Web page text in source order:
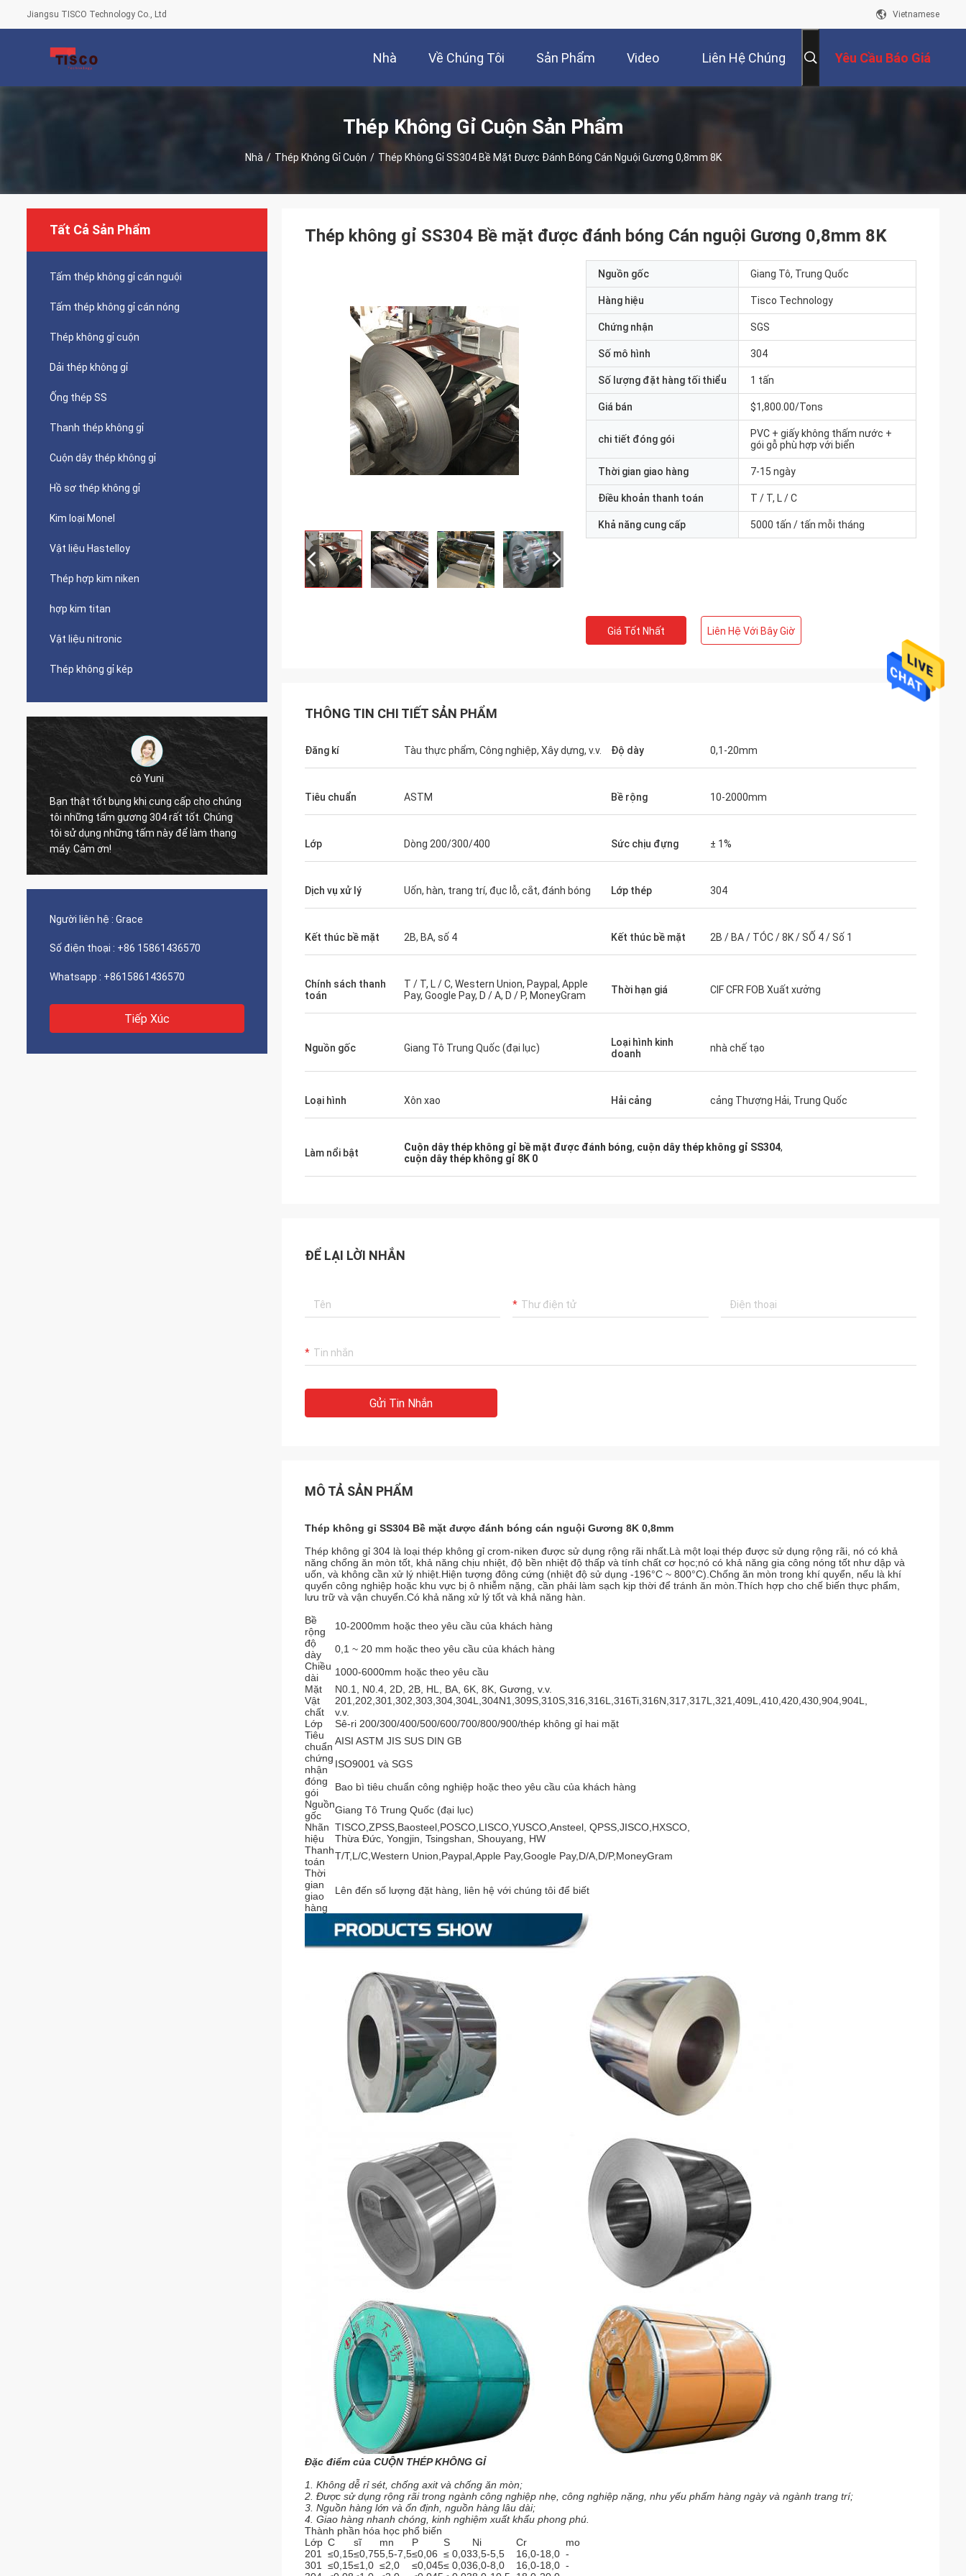
Jiangsu TISCO Technology Co., Ltd Vietnamese
Nhà Về Chúng Tôi Sản Phẩm Video Liên Hệ Chúng Yêu Cầu Báo Giá
Thép Không Gỉ Cuộn Sản Phẩm
Nhà / Thép Không Gỉ Cuộn / Thép Không Gỉ SS304 Bề Mặt Được Đánh Bóng Cán Nguội Gương 0,8mm 8K
Tất Cả Sản Phẩm
Tấm thép không gỉ cán nguội
Tấm thép không gỉ cán nóng
Thép không gỉ cuộn
Dải thép không gỉ
Ống thép SS
Thanh thép không gỉ
Cuộn dây thép không gỉ
Hồ sơ thép không gỉ
Kim loại Monel
Vật liệu Hastelloy
Thép hợp kim niken
hợp kim titan
Vật liệu nitronic
Thép không gỉ kép
cô Yuni
Bạn thật tốt bụng khi cung cấp cho chúng
tôi những tấm gương 304 rất tốt. Chúng
tôi sử dụng những tấm này để làm thang
máy. Cảm ơn!
Diego Nemer
The quality of the pipes is very good, very
Người liên hệ : Grace
Số điện thoại : +86 15861436570
Whatsapp : +8615861436570
Tiếp Xúc
Thép không gỉ SS304 Bề mặt được đánh bóng Cán nguội Gương 0,8mm 8K
Nguồn gốc Giang Tô, Trung Quốc
Hàng hiệu Tisco Technology
Chứng nhận SGS
Số mô hình 304
Số lượng đặt hàng tối thiểu 1 tấn
Giá bán $1,800.00/Tons
chi tiết đóng gói
PVC + giấy không thấm nước +
gói gỗ phù hợp với biển
Thời gian giao hàng 7-15 ngày
Điều khoản thanh toán T / T, L / C
Khả năng cung cấp 5000 tấn / tấn mỗi tháng
Giá Tốt Nhất Liên Hệ Với Bây Giờ
THÔNG TIN CHI TIẾT SẢN PHẨM
Đăng kí Tàu thực phẩm, Công nghiệp, Xây dựng, v.v. Độ dày 0,1-20mm
Tiêu chuẩn ASTM Bề rộng 10-2000mm
Lớp Dòng 200/300/400 Sức chịu đựng ± 1%
Dịch vụ xử lý Uốn, hàn, trang trí, đục lỗ, cắt, đánh bóng Lớp thép 304
Kết thúc bề mặt 2B, BA, số 4 Kết thúc bề mặt 2B / BA / TÓC / 8K / SỐ 4 / Số 1
Chính sách thanh
toán
T / T, L / C, Western Union, Paypal, Apple
Pay, Google Pay, D / A, D / P, MoneyGram
Thời hạn giá CIF CFR FOB Xuất xưởng
Nguồn gốc Giang Tô Trung Quốc (đại lục)
Loại hình kinh
doanh
nhà chế tạo
Loại hình Xôn xao Hải cảng cảng Thượng Hải, Trung Quốc
Làm nổi bật Cuộn dây thép không gỉ bề mặt được đánh bóng, cuộn dây thép không gỉ SS304,
cuộn dây thép không gỉ 8K 0
ĐỂ LẠI LỜI NHẮN
Gửi Tin Nhắn
MÔ TẢ SẢN PHẨM
Thép không gỉ SS304 Bề mặt được đánh bóng cán nguội Gương 8K 0,8mm
Thép không gỉ 304 là loại thép không gỉ crom-niken được sử dụng rộng rãi nhất.Là một loại thép được sử dụng rộng rãi, nó có khả
năng chống ăn mòn tốt, khả năng chịu nhiệt, độ bền nhiệt độ thấp và tính chất cơ học;nó có khả năng gia công nóng tốt như dập và
uốn, và không cần xử lý nhiệt.Hiện tượng đông cứng (nhiệt độ sử dụng -196°C ~ 800°C).Chống ăn mòn trong khí quyển, nếu là khí
quyển công nghiệp hoặc khu vực bị ô nhiễm nặng, cần phải làm sạch kịp thời để tránh ăn mòn.Thích hợp cho chế biến thực phẩm,
lưu trữ và vận chuyển.Có khả năng xử lý tốt và khả năng hàn.
Bề
rộng
10-2000mm hoặc theo yêu cầu của khách hàng
độ
dày
0,1 ~ 20 mm hoặc theo yêu cầu của khách hàng
Chiều
dài
1000-6000mm hoặc theo yêu cầu
Mặt
N0.1, N0.4, 2D, 2B, HL, BA, 6K, 8K, Gương, v.v.
Vật
chất
201,202,301,302,303,304,304L,304N1,309S,310S,316,316L,316Ti,316N,317,317L,321,409L,410,420,430,904,904L,
v.v.
Lớp
Sê-ri 200/300/400/500/600/700/800/900/thép không gỉ hai mặt
Tiêu
chuẩn AISI ASTM JIS SUS DIN GB
chứng
nhận
ISO9001 và SGS
đóng
gói
Bao bì tiêu chuẩn công nghiệp hoặc theo yêu cầu của khách hàng
Nguồn
gốc
Giang Tô Trung Quốc (đại lục)
Nhãn
hiệu
TISCO,ZPSS,Baosteel,POSCO,LISCO,YUSCO,Ansteel, QPSS,JISCO,HXSCO,
Thừa Đức, Yongjin, Tsingshan, Shouyang, HW
Thanh
toán
T/T,L/C,Western Union,Paypal,Apple Pay,Google Pay,D/A,D/P,MoneyGram
Thời
gian
giao
hàng
Lên đến số lượng đặt hàng, liên hệ với chúng tôi để biết
Đặc điểm của CUỘN THÉP KHÔNG GỈ
1. Không dễ rỉ sét, chống axit và chống ăn mòn;
2. Được sử dụng rộng rãi trong ngành công nghiệp nhẹ, công nghiệp nặng, nhu yếu phẩm hàng ngày và ngành trang trí;
3. Nguồn hàng lớn và ổn định, nguồn hàng lâu dài;
4. Giao hàng nhanh chóng, kinh nghiệm xuất khẩu phong phú.
Thành phần hóa học phổ biến
Lớp C sĩ mn P S Ni Cr
mo
201
≤0,15≤0,755,5-7,5≤0,06 ≤ 0,033,5-5,5 16,0-18,0 -
301
≤0,15≤1,0 ≤2,0 ≤0,045≤ 0,036,0-8,0 16,0-18,0 -